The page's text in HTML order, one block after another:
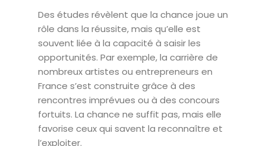
Des études révèlent que la chance joue un
rôle dans la réussite, mais qu’elle est
souvent liée à la capacité à saisir les
opportunités. Par exemple, la carrière de
nombreux artistes ou entrepreneurs en
France s’est construite grâce à des
rencontres imprévues ou à des concours
fortuits. La chance ne suffit pas, mais elle
favorise ceux qui savent la reconnaître et
l’exploiter.